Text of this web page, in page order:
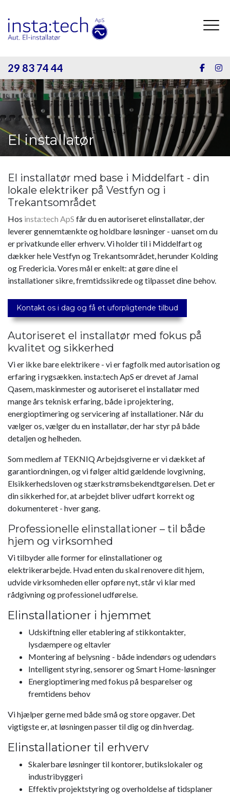
hovedindhold
29 83 74 44
El installatør
El installatør med base i Middelfart - din
lokale elektriker på Vestfyn og i
Trekantsområdet
Hos insta:tech ApS får du en autoriseret elinstallatør, der
leverer gennemtænkte og holdbare løsninger - uanset om du
er privatkunde eller erhverv. Vi holder til i Middelfart og
dækker hele Vestfyn og Trekantsområdet, herunder Kolding
og Fredericia. Vores mål er enkelt: at gøre dine el
installationer sikre, fremtidssikrede og tilpasset dine behov.
Kontakt os i dag og få et uforpligtende tilbud
Autoriseret el installatør med fokus på
kvalitet og sikkerhed
Vi er ikke bare elektrikere - vi er fagfolk med autorisation og
erfaring i rygsækken. insta:tech ApS er drevet af Jamal
Qasem, maskinmester og autoriseret el installatør med
mange års teknisk erfaring, både i projektering,
energioptimering og servicering af installationer. Når du
vælger os, vælger du en installatør, der har styr på både
detaljen og helheden.
Som medlem af TEKNIQ Arbejdsgiverne er vi dækket af
garantiordningen, og vi følger altid gældende lovgivning,
Elsikkerhedsloven og stærkstrømsbekendtgørelsen. Det er
din sikkerhed for, at arbejdet bliver udført korrekt og
dokumenteret - hver gang.
Professionelle elinstallationer – til både
hjem og virksomhed
Vi tilbyder alle former for elinstallationer og
elektrikerarbejde. Hvad enten du skal renovere dit hjem,
udvide virksomheden eller opføre nyt, står vi klar med
rådgivning og professionel udførelse.
Elinstallationer i hjemmet
Udskiftning eller etablering af stikkontakter,
lysdæmpere og eltavler
Montering af belysning - både indendørs og udendørs
Intelligent styring, sensorer og Smart Home-løsninger
Energioptimering med fokus på besparelser og
fremtidens behov
Vi hjælper gerne med både små og store opgaver. Det
vigtigste er, at løsningen passer til dig og din hverdag.
Elinstallationer til erhverv
Skalerbare løsninger til kontorer, butikslokaler og
industribyggeri
Effektiv projektstyring og overholdelse af tidsplaner